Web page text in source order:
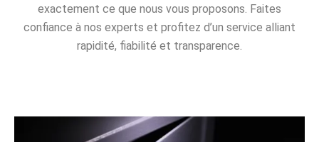
exactement ce que nous vous proposons. Faites
confiance à nos experts et profitez d’un service alliant
rapidité, fiabilité et transparence.